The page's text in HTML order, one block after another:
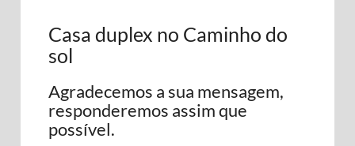
Casa duplex no Caminho do
sol
Agradecemos a sua mensagem,
responderemos assim que
possível.